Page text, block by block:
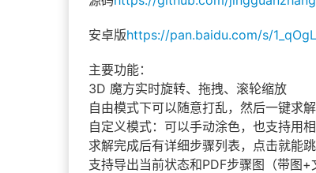
安卓版https://pan.baidu.com/s/
主要功能：
3D 魔方实时旋转、拖拽、滚轮缩放
自由模式下可以随意打乱，然后一键求
自定义模式：可以手动涂色，也支持用
求解完成后有详细步骤列表，点击就能
支持导出当前状态和PDF步骤图（带图+